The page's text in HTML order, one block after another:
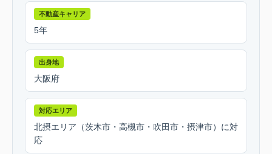
不動産キャリア
5年
出身地
大阪府
対応エリア
北摂エリア（茨木市・高槻市・吹田市・摂津市）に対
応